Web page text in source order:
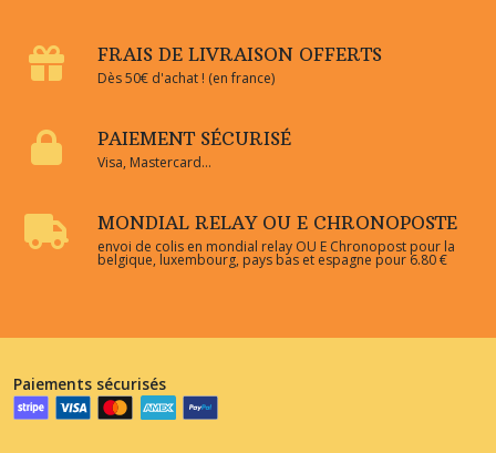
FRAIS DE LIVRAISON OFFERTS
Dès 50€ d'achat ! (en france)
PAIEMENT SÉCURISÉ
Visa, Mastercard...
MONDIAL RELAY OU E CHRONOPOSTE
envoi de colis en mondial relay OU E Chronopost pour la
belgique, luxembourg, pays bas et espagne pour 6.80 €
Paiements sécurisés